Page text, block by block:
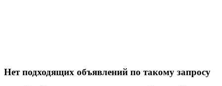
Нет подходящих объявлений по такому запросу